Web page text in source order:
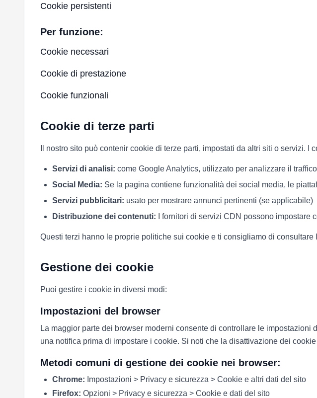
Cookie persistenti
Per funzione:
Cookie necessari
Cookie di prestazione
Cookie funzionali
Cookie di terze parti
Il nostro sito può contenir cookie di terze parti, impostati da altri siti o servizi. I
Servizi di analisi: come Google Analytics, utilizzato per analizzare il
Social Media: Se la pagina contiene funzionalità dei social media, le
Servizi pubblicitari: usato per mostrare annunci pertinenti (se applicabile)
Distribuzione dei contenuti: I fornitori di servizi CDN possono impostare
Questi terzi hanno le proprie politiche sui cookie e ti consigliamo di
Gestione dei cookie
Puoi gestire i cookie in diversi modi:
Impostazioni del browser
La maggior parte dei browser moderni consente di controllare le
una notifica prima di impostare i cookie. Si noti che la disattivazione dei
Metodi comuni di gestione dei cookie nei browser:
Chrome: Impostazioni > Privacy e sicurezza > Cookie e altri dati del sito
Firefox: Opzioni > Privacy e sicurezza > Cookie e dati del sito